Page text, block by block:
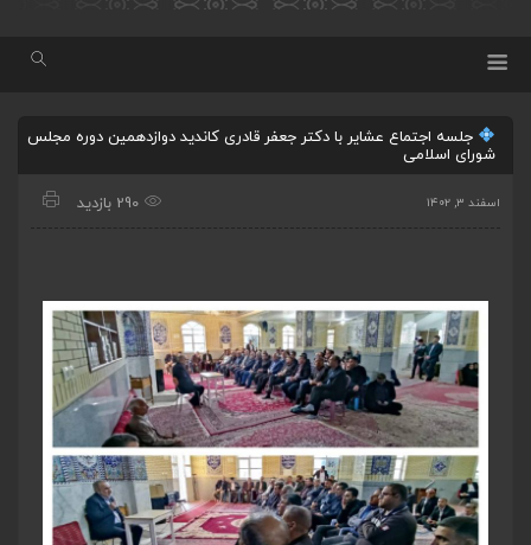
جلسه اجتماع عشایر با دکتر جعفر قادری کاندید دوازدهمین دوره مجلس
شورای اسلامی
اسفند ۳, ۱۴۰۲ 290 بازدید